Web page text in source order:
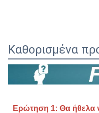
Καθορισμένα
Ερώτηση 1: Θα ήθελα